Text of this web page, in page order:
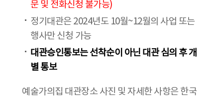
문 및 전화신청 불가능)
정기대관은 2024년도 10월~12월의 사업 또는
행사만 신청 가능
대관승인통보는 선착순이 아닌 대관 심의 후 개
별 통보
예술가의집 대관장소 사진 및 자세한 사항은 한국